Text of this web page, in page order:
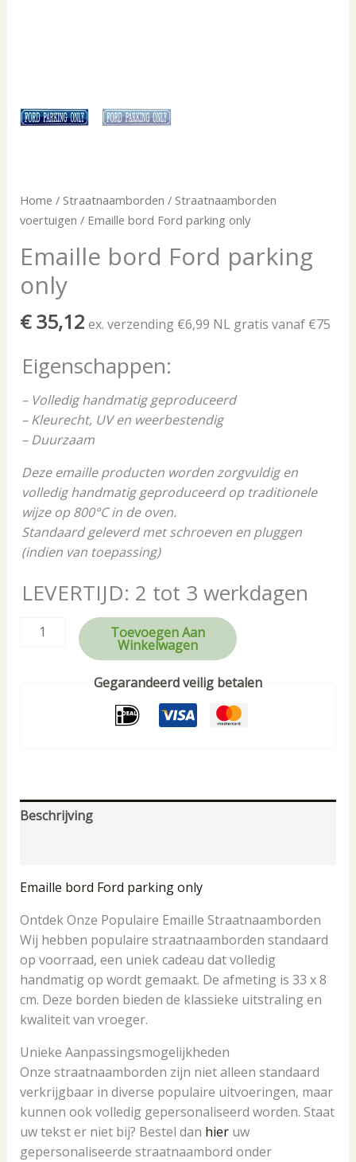
Home / Straatnaamborden / Straatnaamborden
voertuigen / Emaille bord Ford parking only
Emaille bord Ford parking
only
€35,12 ex. verzending €6,99 NL gratis vanaf €75
Eigenschappen:
– Volledig handmatig geproduceerd
– Kleurecht, UV en weerbestendig
– Duurzaam
Deze emaille producten worden zorgvuldig en
volledig handmatig geproduceerd op traditionele
wijze op 800°C in de oven.
Standaard geleverd met schroeven en pluggen
(indien van toepassing)
LEVERTIJD: 2 tot 3 werkdagen
Toevoegen Aan
Winkelwagen
Gegarandeerd veilig betalen
Beschrijving
Emaille bord Ford parking only
Ontdek Onze Populaire Emaille Straatnaamborden
Wij hebben populaire straatnaamborden standaard
op voorraad, een uniek cadeau dat volledig
handmatig op wordt gemaakt. De afmeting is 33 x 8
cm. Deze borden bieden de klassieke uitstraling en
kwaliteit van vroeger.
Unieke Aanpassingsmogelijkheden
Onze straatnaamborden zijn niet alleen standaard
verkrijgbaar in diverse populaire uitvoeringen, maar
kunnen ook volledig gepersonaliseerd worden. Staat
uw tekst er niet bij? Bestel dan hieruw
gepersonaliseerde straatnaambord onder